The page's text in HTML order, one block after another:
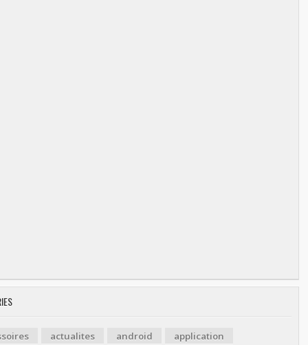
actualites android
application